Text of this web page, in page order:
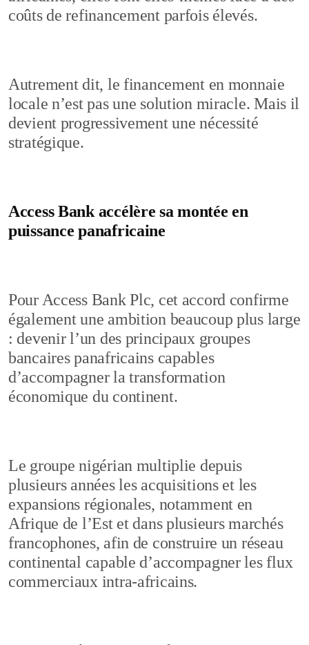
coûts de refinancement parfois élevés.
Autrement dit, le financement en monnaie
locale n’est pas une solution miracle. Mais il
devient progressivement une nécessité
stratégique.
Access Bank accélère sa montée en
puissance panafricaine
Pour Access Bank Plc, cet accord confirme
également une ambition beaucoup plus large
: devenir l’un des principaux groupes
bancaires panafricains capables
d’accompagner la transformation
économique du continent.
Le groupe nigérian multiplie depuis
plusieurs années les acquisitions et les
expansions régionales, notamment en
Afrique de l’Est et dans plusieurs marchés
francophones, afin de construire un réseau
continental capable d’accompagner les flux
commerciaux intra-africains.